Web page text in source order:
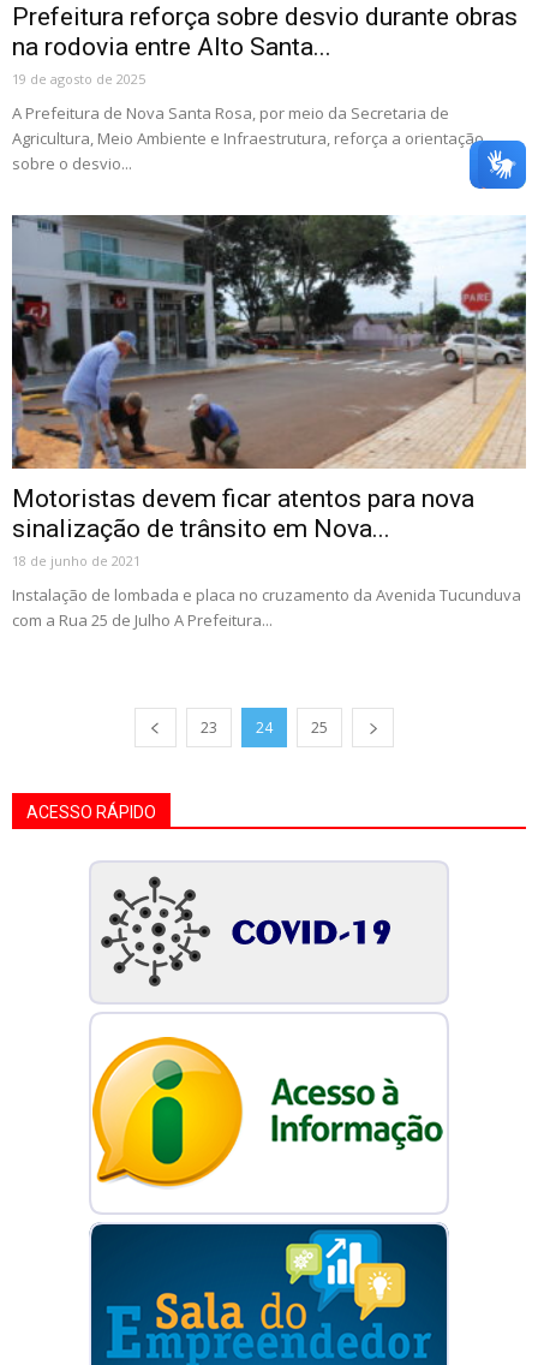
Prefeitura reforça sobre desvio durante obras
na rodovia entre Alto Santa...
19 de agosto de 2025
A Prefeitura de Nova Santa Rosa, por meio da Secretaria de
Agricultura, Meio Ambiente e Infraestrutura, reforça a orientação
sobre o desvio...
Motoristas devem ficar atentos para nova
sinalização de trânsito em Nova...
18 de junho de 2021
Instalação de lombada e placa no cruzamento da Avenida Tucunduva
com a Rua 25 de Julho A Prefeitura...
23 24 25
ACESSO RÁPIDO